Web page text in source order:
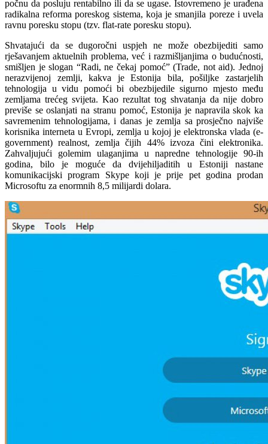
počnu da posluju rentabilno ili da se ugase. Istovremeno je urađena
radikalna reforma poreskog sistema, koja je smanjila poreze i uvela
ravnu poresku stopu (tzv. flat-rate poresku stopu).
Shvatajući da se dugoročni uspjeh ne može obezbijediti samo
rješavanjem aktuelnih problema, već i razmišljanjima o budućnosti,
smišljen je slogan “Radi, ne čekaj pomoć” (Trade, not aid). Jednoj
nerazvijenoj zemlji, kakva je Estonija bila, pošiljke zastarjelih
tehnologija u vidu pomoći bi obezbijedile sigurno mjesto među
zemljama trećeg svijeta. Kao rezultat tog shvatanja da nije dobro
previše se oslanjati na stranu pomoć, Estonija je napravila skok ka
savremenim tehnologijama, i danas je zemlja sa prosječno najviše
korisnika interneta u Evropi, zemlja u kojoj je elektronska vlada (e-
government) realnost, zemlja čijih 44% izvoza čini elektronika.
Zahvaljujući golemim ulaganjima u napredne tehnologije 90-ih
godina, bilo je moguće da dvijehiljaditih u Estoniji nastane
komunikacijski program Skype koji je prije pet godina prodan
Microsoftu za enormnih 8,5 milijardi dolara.